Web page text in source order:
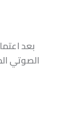
بعد
الصوتي